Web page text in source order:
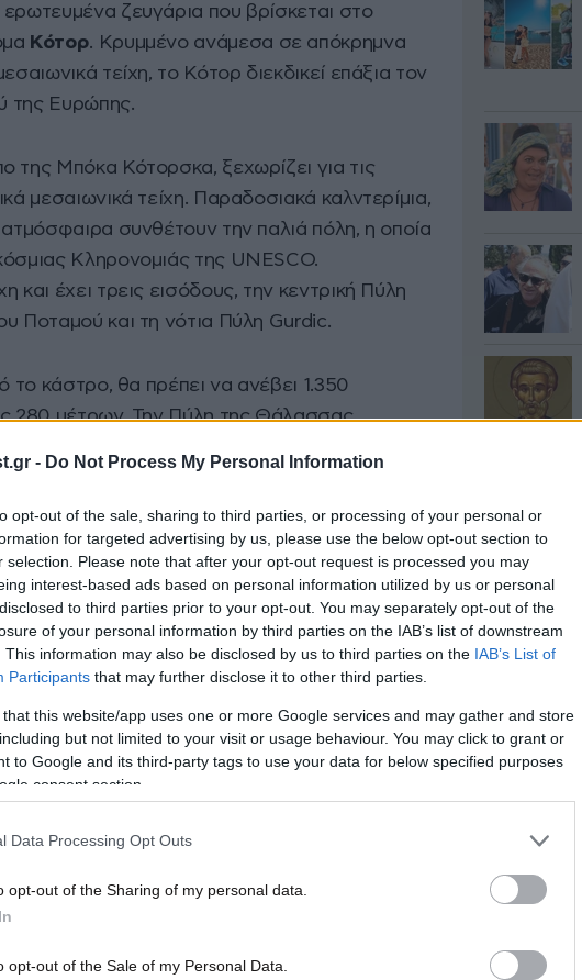
- Do Not Process My Personal Information
opt-out of the sale, sharing to third parties, or processing of your personal or
for targeted advertising by us, please use the below opt-out section to
selection. Please note that after your opt-out request is processed you may
interest-based ads based on personal information utilized by us or personal
to third parties prior to your opt-out. You may separately opt-out of the
of your personal information by third parties on the IAB’s list of downstream
This information may also be disclosed by us to third parties on the IAB’s List of
Participants that may further disclose it to other third parties.
that this website/app uses one or more Google services and may gather and store
but not limited to your visit or usage behaviour. You may click to grant or
to Google and its third-party tags to use your data for below specified purposes
consent section.
Data Processing Opt Outs
opt-out of the Sharing of my personal data.
opt-out of the Sale of my Personal Data.
ζευγάρια που βρίσκεται στο
Κότορ. Κρυμμένο ανάμεσα σε απόκρημνα
τείχη, το Κότορ διεκδικεί επάξια τον
της Ευρώπης.
της Μπόκα Κότορσκα, ξεχωρίζει για τις
μεσαιωνικά τείχη. Παραδοσιακά καλντερίμια,
ατμόσφαιρα συνθέτουν την παλιά πόλη, η οποία
Κληρονομιάς της UNESCO.
και έχει τρεις εισόδους, την κεντρική Πύλη
Ποταμού και τη νότια Πύλη Gurdic.
το κάστρο, θα πρέπει να ανέβει 1.350
280 μέτρων. Την Πύλη της Θάλασσας
λιοντάρι του Σαν Μάρκο. Κάτω από αυτήν
με το Βρέφος να περιβάλλεται από τον
και τον Άγιο Μπερνάρ. Ο πύργος του
1602 και θα βρεθεί μπροστά σας με το που